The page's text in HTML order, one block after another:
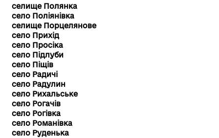
селище Полянка
село Поліянівка
селище Порцелянове
село Прихід
село Просіка
село Підлуби
село Піщів
село Радичі
село Радулин
село Рихальське
село Рогачів
село Рогівка
село Романівка
село Руденька